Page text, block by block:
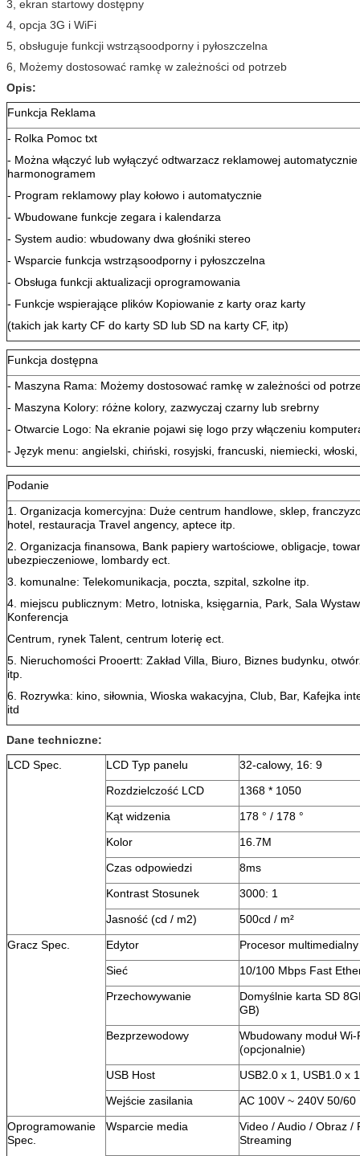
3, ekran startowy dostępny
4, opcja 3G i WiFi
5, obsługuje funkcji wstrząsoodporny i pyłoszczelna
6, Możemy dostosować ramkę w zależności od potrzeb
Opis:
Funkcja Reklama
- Rolka Pomoc txt
- Można włączyć lub wyłączyć odtwarzacz reklamowej
harmonogramem
- Program reklamowy play kołowo i automatycznie
- Wbudowane funkcje zegara i kalendarza
- System audio: wbudowany dwa głośniki stereo
- Wsparcie funkcja wstrząsoodporny i pyłoszczelna
- Obsługa funkcji aktualizacji oprogramowania
- Funkcje wspierające plików Kopiowanie z karty oraz karty
(takich jak karty CF do karty SD lub SD na karty CF, itp)
Funkcja dostępna
- Maszyna Rama: Możemy dostosować ramkę w zależności od
- Maszyna Kolory: różne kolory, zazwyczaj czarny lub srebrny
- Otwarcie Logo: Na ekranie pojawi się logo przy włączeniu
- Język menu: angielski, chiński, rosyjski, francuski, niemiecki,
Podanie
1. Organizacja komercyjna: Duże centrum handlowe, sklep,
hotel, restauracja Travel angency, aptece itp.
2. Organizacja finansowa, Bank papiery wartościowe, obligacje,
ubezpieczeniowe, lombardy ect.
3. komunalne: Telekomunikacja, poczta, szpital, szkolne itp.
4. miejscu publicznym: Metro, lotniska, księgarnia, Park, Sala
Konferencja
Centrum, rynek Talent, centrum loterię ect.
5. Nieruchomości Prooertt: Zakład Villa, Biuro, Biznes budynku,
itp.
6. Rozrywka: kino, siłownia, Wioska wakacyjna, Club, Bar, Kafejka
itd
Dane techniczne:
LCD Spec.
LCD Typ panelu
32-calowy, 16: 9
Rozdzielczość LCD
1368 * 1050
Kąt widzenia
178 ° / 178 °
Kolor
16.7M
Czas odpowiedzi
8ms
Kontrast Stosunek
3000: 1
Jasność (cd / m2)
500cd / m²
Gracz Spec.
Edytor
Procesor
Sieć
10/100 Mbps Fast
Przechowywanie
Domyślnie karta SD
GB)
Bezprzewodowy
Wbudowany moduł
(opcjonalnie)
USB Host
USB2.0 x 1, USB1.0 x 1
Wejście zasilania
AC 100V ~ 240V 50/60
Oprogramowanie
Spec.
Wsparcie media
Video / Audio / Obraz /
Streaming